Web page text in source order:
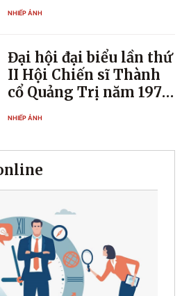
NHIẾP ẢNH
Đại hội đại biểu lần thứ
II Hội Chiến sĩ Thành
cổ Quảng Trị năm 1972
NHIẾP ẢNH